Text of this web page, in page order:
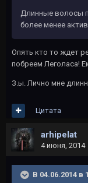
Длинные волосы
более менее
Опять кто то ждет
побреем Леголаса!
З.ы. Лично мне
Цитата
arhipelat
4 июня, 2014
В 04.06.2014 в